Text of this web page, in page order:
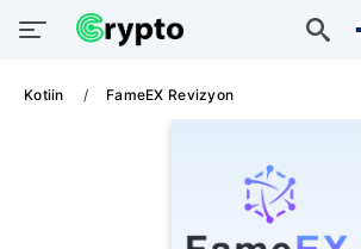
Kotiin FameEX Revizyon